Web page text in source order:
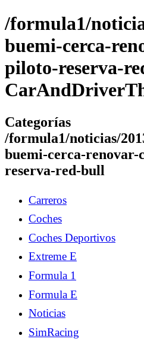
/formula1/
buemi-cerca-
piloto-reserva-
Categorías
/formula1/noticias/
buemi-cerca-renovar-
reserva-red-bull
Carreros
Coches
Coches Deportivos
Extreme E
Formula 1
Formula E
Noticias
SimRacing